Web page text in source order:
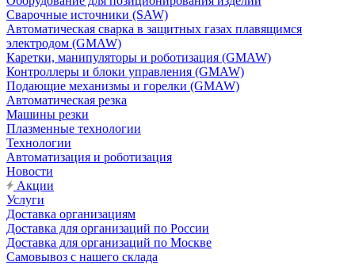
Сварочные источники (SAW)
Автоматическая сварка в защитных газах плавящимся
электродом (GMAW)
Каретки, манипуляторы и роботизация (GMAW)
Контроллеры и блоки управления (GMAW)
Подающие механизмы и горелки (GMAW)
Автоматическая резка
Машины резки
Плазменные технологии
Технологии
Автоматизация и роботизация
Новости
Акции
Услуги
Доставка организациям
Доставка для организаций по России
Доставка для организаций по Москве
Самовывоз с нашего склада